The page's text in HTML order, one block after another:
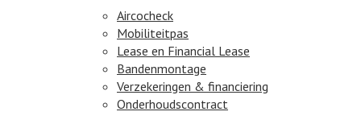
Aircocheck
Mobiliteitpas
Lease en Financial Lease
Bandenmontage
Verzekeringen & financiering
Onderhoudscontract